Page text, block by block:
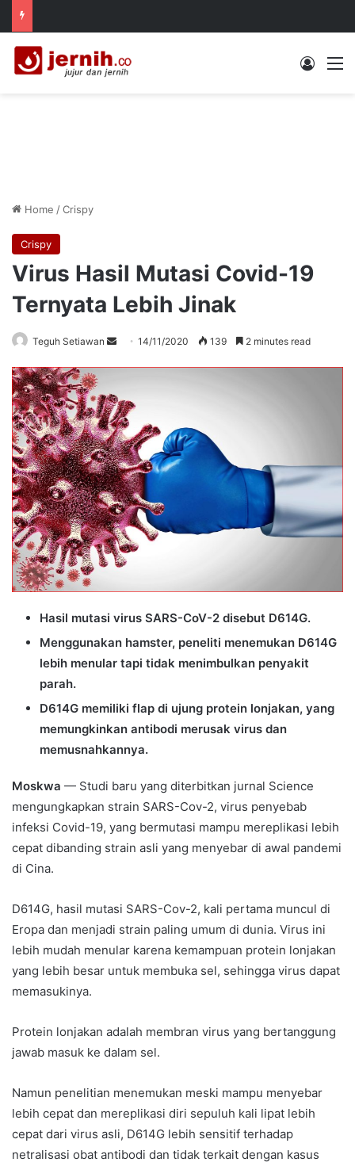
Log In
Home /Crispy
Crispy
Virus Hasil Mutasi Covid-19
Ternyata Lebih Jinak
Teguh Setiawan
Send14/11/2020 139 2 minutes read
Hasil mutasi virus SARS-CoV-2 disebut D614G.
Menggunakan hamster, peneliti menemukan D614G
lebih menular tapi tidak menimbulkan penyakit
parah.
D614G memiliki flap di ujung protein lonjakan, yang
memungkinkan antibodi merusak virus dan
memusnahkannya.
Moskwa — Studi baru yang diterbitkan jurnal Science
mengungkapkan strain SARS-Cov-2, virus penyebab
infeksi Covid-19, yang bermutasi mampu mereplikasi lebih
cepat dibanding strain asli yang menyebar di awal pandemi
di Cina.
D614G, hasil mutasi SARS-Cov-2, kali pertama muncul di
Eropa dan menjadi strain paling umum di dunia. Virus ini
lebih mudah menular karena kemampuan protein lonjakan
yang lebih besar untuk membuka sel, sehingga virus dapat
memasukinya.
Protein lonjakan adalah membran virus yang bertanggung
jawab masuk ke dalam sel.
Namun penelitian menemukan meski mampu menyebar
lebih cepat dan mereplikasi diri sepuluh kali lipat lebih
cepat dari virus asli, D614G lebih sensitif terhadap
netralisasi obat antibodi dan tidak terkait dengan kasus